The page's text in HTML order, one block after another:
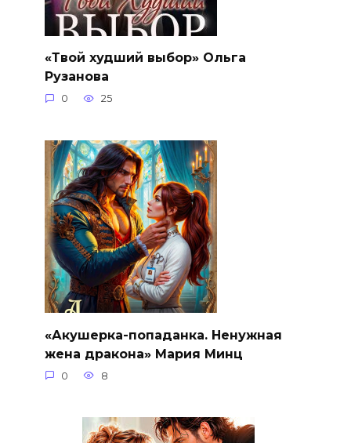
«Твой худший выбор» Ольга
Рузанова
0 25
«Акушерка-попаданка. Ненужная
жена дракона» Мария Минц
0 8